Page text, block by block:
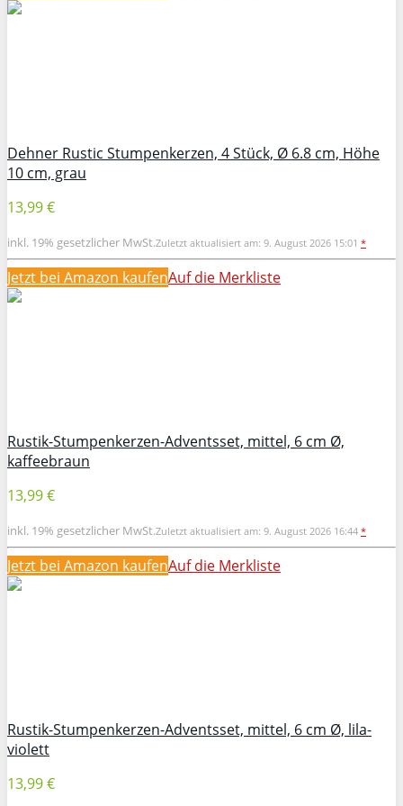
Dehner Rustic Stumpenkerzen, 4 Stück, Ø 6.8 cm, Höhe
10 cm, grau
13,99 €
inkl. 19% gesetzlicher MwSt.Zuletzt aktualisiert am: 9. August 2026 15:01 *
Jetzt bei Amazon kaufenAuf die Merkliste
Rustik-Stumpenkerzen-Adventsset, mittel, 6 cm Ø,
kaffeebraun
13,99 €
inkl. 19% gesetzlicher MwSt.Zuletzt aktualisiert am: 9. August 2026 16:44 *
Jetzt bei Amazon kaufenAuf die Merkliste
Rustik-Stumpenkerzen-Adventsset, mittel, 6 cm Ø, lila-
violett
13,99 €